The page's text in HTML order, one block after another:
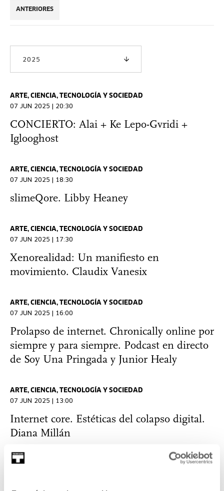
ANTERIORES
2025
ARTE, CIENCIA, TECNOLOGÍA Y SOCIEDAD
07 JUN 2025 | 20:30
CONCIERTO: Alai + Ke Lepo-Gvridi +
Iglooghost
ARTE, CIENCIA, TECNOLOGÍA Y SOCIEDAD
07 JUN 2025 | 18:30
slimeQore. Libby Heaney
ARTE, CIENCIA, TECNOLOGÍA Y SOCIEDAD
07 JUN 2025 | 17:30
Xenorealidad: Un manifiesto en
movimiento. Claudix Vanesix
ARTE, CIENCIA, TECNOLOGÍA Y SOCIEDAD
07 JUN 2025 | 16:00
Prolapso de internet. Chronically online por
siempre y para siempre. Podcast en directo
de Soy Una Pringada y Junior Healy
ARTE, CIENCIA, TECNOLOGÍA Y SOCIEDAD
07 JUN 2025 | 13:00
Internet core. Estéticas del colapso digital.
Diana Millán
ARTE, CIENCIA, TECNOLOGÍA Y SOCIEDAD